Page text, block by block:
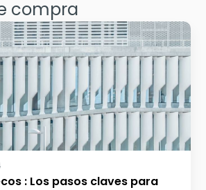
compra
: Los pasos claves para